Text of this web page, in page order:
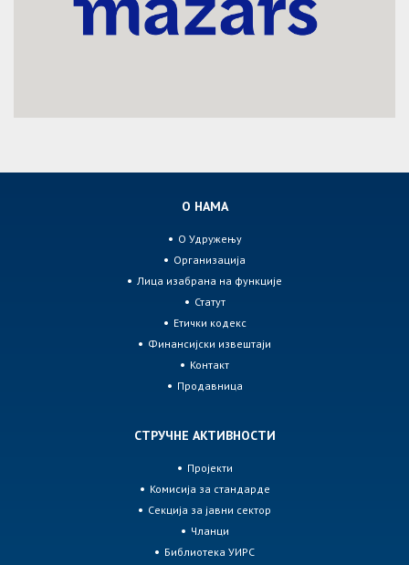
О НАМА
О Удружењу
Организација
Лица изабрана на функције
Статут
Етички кодекс
Финансијски извештаји
Контакт
Продавница
СТРУЧНЕ АКТИВНОСТИ
Пројекти
Комисија за стандарде
Секција за јавни сектор
Чланци
Библиотека УИРС